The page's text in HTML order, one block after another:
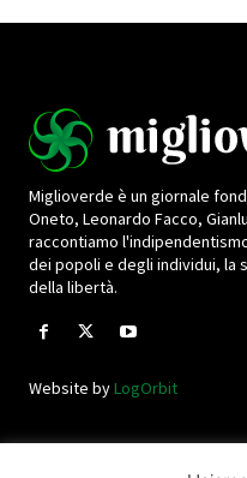
Miglioverde è un giornale
Oneto, Leonardo Facco,
raccontiamo
dei popoli e degli individui, la
della libertà.
Website byLogOrbit